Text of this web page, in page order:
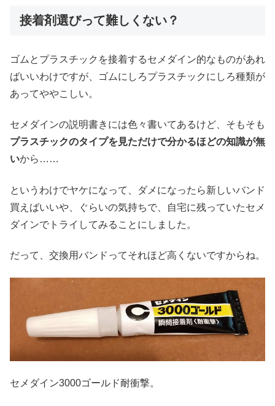
接着剤選びって難しくない？
ゴムとプラスチックを接着するセメダイン的なものがあれ
ばいいわけですが、ゴムにしろプラスチックにしろ種類が
あってややこしい。
セメダインの説明書きには色々書いてあるけど、そもそも
プラスチックのタイプを見ただけで分かるほどの知識が無
いから……
というわけでヤケになって、ダメになったら新しいバンド
買えばいいや、ぐらいの気持ちで、自宅に残っていたセメ
ダインでトライしてみることにしました。
だって、交換用バンドってそれほど高くないですからね。
セメダイン3000ゴールド耐衝撃。